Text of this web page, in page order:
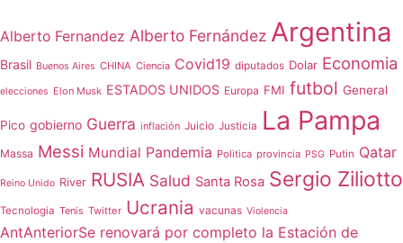
Alberto Fernandez Alberto Fernández Argentina
Brasil Buenos Aires CHINA Ciencia Covid19 diputados Dolar Economia
elecciones Elon Musk ESTADOS UNIDOS Europa FMI futbol General
Pico gobierno Guerra inflación Juicio Justicia La Pampa
Massa Messi Mundial Pandemia Politica provincia PSG Putin Qatar
Reino Unido River RUSIA Salud Santa Rosa Sergio Ziliotto
Tecnologia Tenis Twitter Ucrania vacunas Violencia
AntAnteriorSe renovará por completo la Estación de